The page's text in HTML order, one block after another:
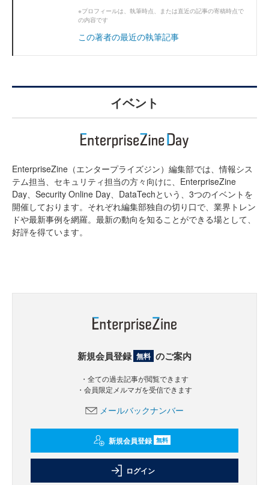
※プロフィールは、執筆時点、または直近の記事の寄稿時点で
の内容です
この著者の最近の執筆記事
イベント
EnterpriseZine（エンタープライズジン）編集部では、情報シス
テム担当、セキュリティ担当の方々向けに、EnterpriseZine
Day、Security Online Day、DataTechという、3つのイベントを
開催しております。それぞれ編集部独自の切り口で、業界トレン
ドや最新事例を網羅。最新の動向を知ることができる場として、
好評を得ています。
新規会員登録 無料 のご案内
・全ての過去記事が閲覧できます
・会員限定メルマガを受信できます
メールバックナンバー
新規会員登録 無料
ログイン